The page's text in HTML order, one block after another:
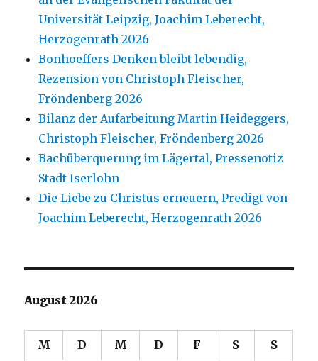
Universität Leipzig, Joachim Leberecht,
Herzogenrath 2026
Bonhoeffers Denken bleibt lebendig,
Rezension von Christoph Fleischer,
Fröndenberg 2026
Bilanz der Aufarbeitung Martin Heideggers,
Christoph Fleischer, Fröndenberg 2026
Bachüberquerung im Lägertal, Pressenotiz
Stadt Iserlohn
Die Liebe zu Christus erneuern, Predigt von
Joachim Leberecht, Herzogenrath 2026
August 2026
M D M D F S S